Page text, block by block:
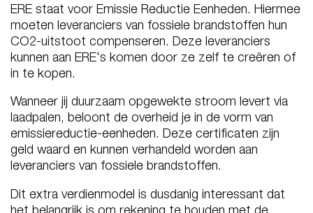
ERE staat voor Emissie Reductie Eenheden. Hiermee
moeten leveranciers van fossiele brandstoffen hun
CO2-uitstoot compenseren. Deze leveranciers
kunnen aan ERE's komen door ze zelf te creëren of
in te kopen.
Wanneer jij duurzaam opgewekte stroom levert via
laadpalen, beloont de overheid je in de vorm van
emissiereductie-eenheden. Deze certificaten zijn
geld waard en kunnen verhandeld worden aan
leveranciers van fossiele brandstoffen.
Dit extra verdienmodel is dusdanig interessant dat
het belangrijk is om rekening te houden met de